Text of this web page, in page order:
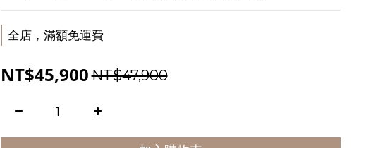
全店，滿額免運費
NT$45,900NT$47,900